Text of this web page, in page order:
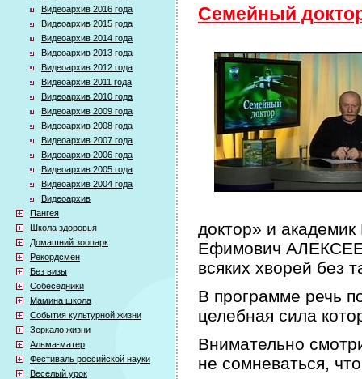
Видеоархив 2016 года
Видеоархив 2015 года
Видеоархив 2014 года
Видеоархив 2013 года
Видеоархив 2012 года
Видеоархив 2011 года
Видеоархив 2010 года
Видеоархив 2009 года
Видеоархив 2008 года
Видеоархив 2007 года
Видеоархив 2006 года
Видеоархив 2005 года
Видеоархив 2004 года
Видеоархив
Пангея
Школа здоровья
Домашний зоопарк
Рекордсмен
Без визы
Собеседники
Мамина школа
События культурной жизни
Зеркало жизни
Альма-матер
Фестиваль российской науки
Веселый урок
Семейный
доктор» и
Ефимович
всяких хворей без
В программе речь
целебная сила
Внимательно
не сомневаться,